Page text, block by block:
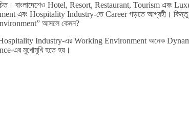
বাংলাদেশেও Hotel, Resort, Restaurant, Tourism এবং
এবং Hospitality Industry-তে Career গড়তে আগ্রহী। কিন্তু
আসলে কেমন?
Hospitality Industry-এর Working Environment অনেক
এর মুখোমুখি হতে হয়।